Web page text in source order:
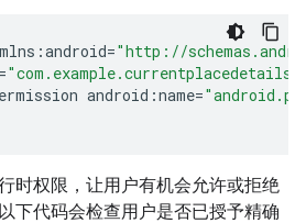
:android="http://
=
android :name=
时权限，让用户有机会允许或拒绝
下代码会检查用户是否已授予精确